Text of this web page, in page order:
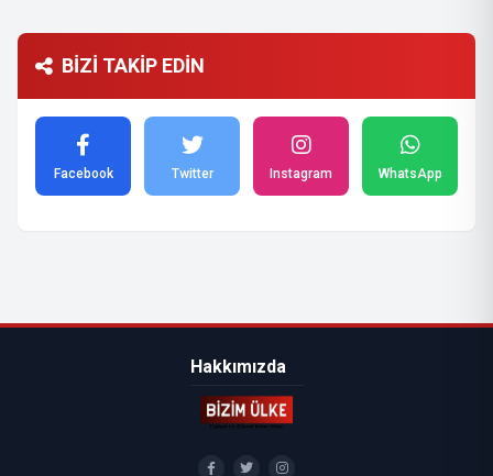
BİZİ TAKİP EDİN
Facebook Twitter Instagram WhatsApp
Hakkımızda